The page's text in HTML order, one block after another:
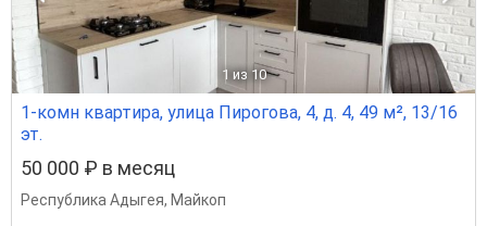
1 из 10
1-комн квартира, улица Пирогова, 4, д. 4, 49 м², 13/16
эт.
50 000 ₽ в месяц
Республика Адыгея, Майкоп